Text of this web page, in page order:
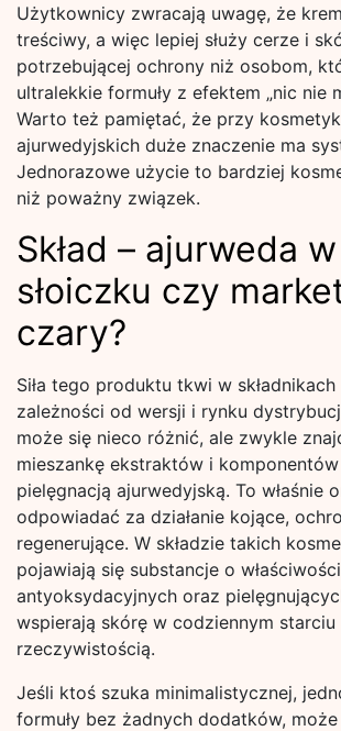
Użytkownicy zwracają uwagę, że
treściwy, a więc lepiej służy cerze i
potrzebującej ochrony niż osobom,
ultralekkie formuły z efektem „nic nie
Warto też pamiętać, że przy
ajurwedyjskich duże znaczenie ma
Jednorazowe użycie to bardziej
niż poważny związek.
Skład – ajurweda w
słoiczku czy
czary?
Siła tego produktu tkwi w
zależności od wersji i rynku
może się nieco różnić, ale zwykle
mieszankę ekstraktów i
pielęgnacją ajurwedyjską. To właśnie
odpowiadać za działanie kojące,
regenerujące. W składzie takich
pojawiają się substancje o
antyoksydacyjnych oraz
wspierają skórę w codziennym starciu
rzeczywistością.
Jeśli ktoś szuka minimalistycznej,
formuły bez żadnych dodatków,